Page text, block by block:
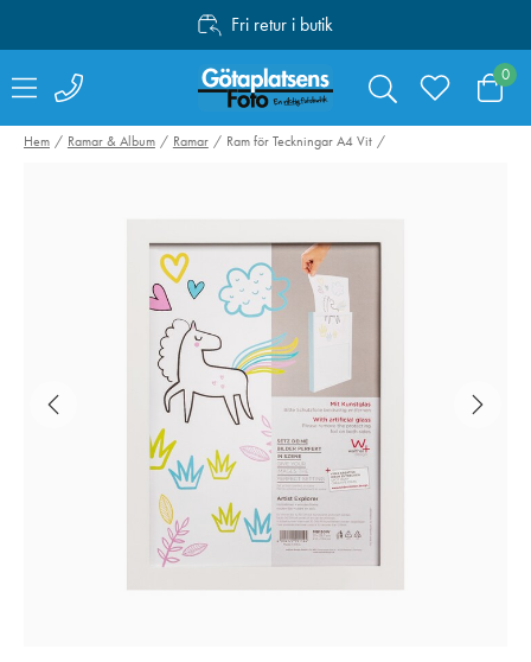
Fri retur i butik
Personlig service
Fri frakt över 1000:-
0
Sandisk SDXC
Extreme Pro 64GB
200MB/s UHS-I C10
Pris:699 kr
699 kr
Hem Ramar & Album Ramar Ram för Teckningar A4 Vit